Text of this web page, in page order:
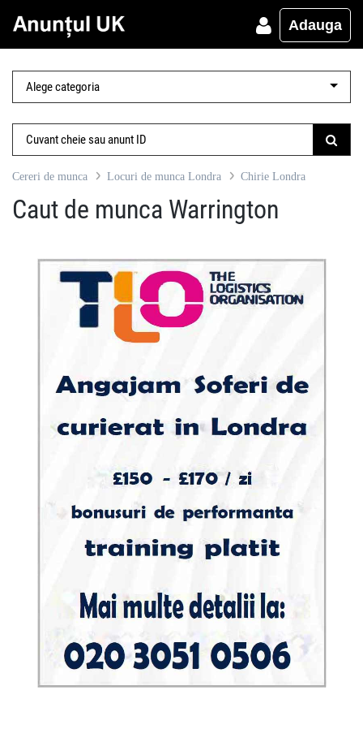
Adauga
Cereri de munca Locuri de munca Londra Chirie Londra
Caut de munca Warrington